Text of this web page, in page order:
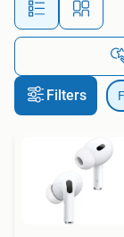
Filters